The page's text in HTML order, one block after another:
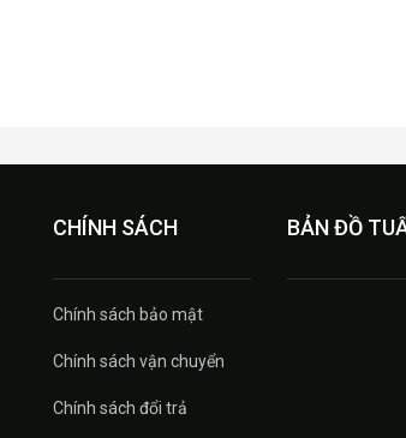
CHÍNH SÁCH
Chính sách bảo mật
Chính sách vận chuyển
Chính sách đổi trả
BẢN ĐỒ